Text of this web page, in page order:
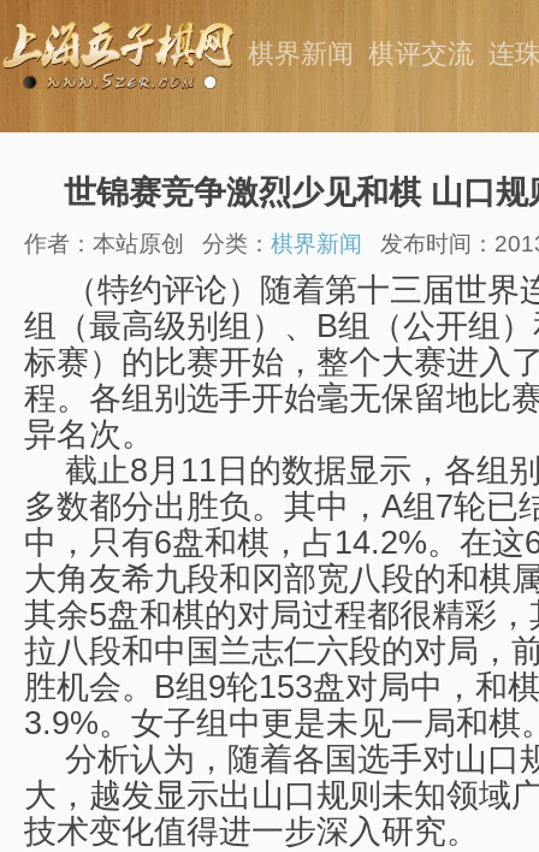
棋界新闻 棋评交流 连
世锦赛竞争激烈少见和棋 山口
作者：本站原创 分类： 棋界新闻 发布时间：
（特约评论）随着第十三届世界
组（最高级别组）、B组（公开组
标赛）的比赛开始，整个大赛进入
程。各组别选手开始毫无保留地比
异名次。
截止8月11日的数据显示，各组
多数都分出胜负。其中，A组7轮已
中，只有6盘和棋，占14.2%。在这
大角友希九段和冈部宽八段的和棋
其余5盘和棋的对局过程都很精彩
拉八段和中国兰志仁六段的对局，
胜机会。B组9轮153盘对局中，和
3.9%。女子组中更是未见一局和棋
分析认为，随着各国选手对山口
大，越发显示出山口规则未知领域
技术变化值得进一步深入研究。